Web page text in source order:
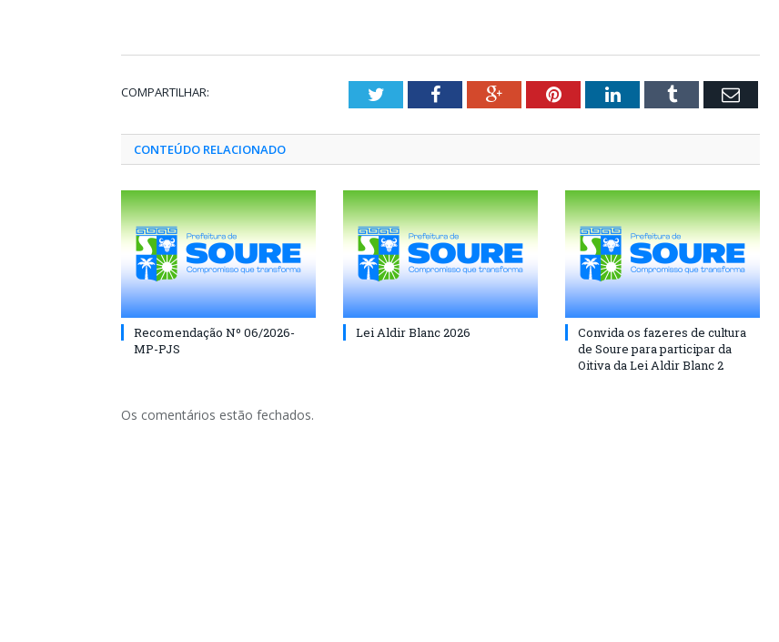
COMPARTILHAR: TwitterFacebookGoogle+PinterestLinkedInTumblr Email
CONTEÚDO RELACIONADO
Recomendação Nº 06/2026-
MP-PJS
Lei Aldir Blanc 2026
Convida os fazeres de cultura
de Soure para participar da
Oitiva da Lei Aldir Blanc 2
Os comentários estão fechados.